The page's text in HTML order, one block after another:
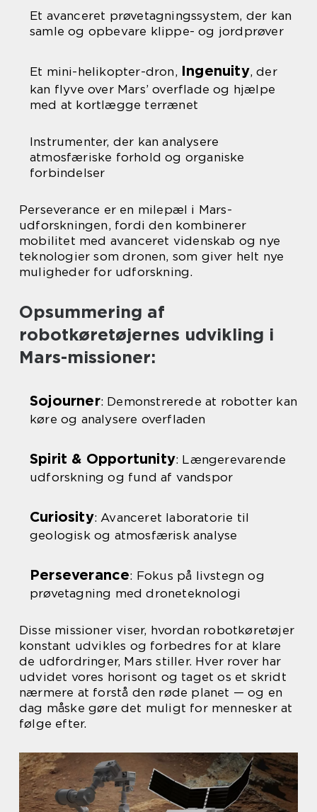
Et avanceret prøvetagningssystem, der kan
samle og opbevare klippe- og jordprøver
Et mini-helikopter-dron, Ingenuity, der
kan flyve over Mars’ overflade og hjælpe
med at kortlægge terrænet
Instrumenter, der kan analysere
atmosfæriske forhold og organiske
forbindelser
Perseverance er en milepæl i Mars-
udforskningen, fordi den kombinerer
mobilitet med avanceret videnskab og nye
teknologier som dronen, som giver helt nye
muligheder for udforskning.
Opsummering af
robotkøretøjernes udvikling i
Mars-missioner:
Sojourner: Demonstrerede at robotter kan
køre og analysere overfladen
Spirit & Opportunity: Længerevarende
udforskning og fund af vandspor
Curiosity: Avanceret laboratorie til
geologisk og atmosfærisk analyse
Perseverance: Fokus på livstegn og
prøvetagning med droneteknologi
Disse missioner viser, hvordan robotkøretøjer
konstant udvikles og forbedres for at klare
de udfordringer, Mars stiller. Hver rover har
udvidet vores horisont og taget os et skridt
nærmere at forstå den røde planet — og en
dag måske gøre det muligt for mennesker at
følge efter.